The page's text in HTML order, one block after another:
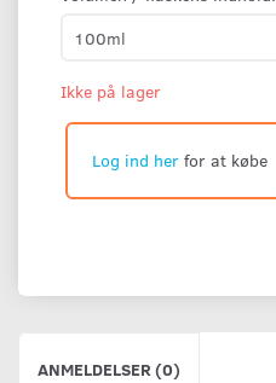
Ikke på lager
Log ind her for at købe
ANMELDELSER (0)